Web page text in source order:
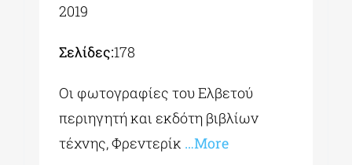
2019
Σελίδες:178
Οι φωτογραφίες του Ελβετού
περιηγητή και εκδότη βιβλίων
τέχνης, Φρεντερίκ …More